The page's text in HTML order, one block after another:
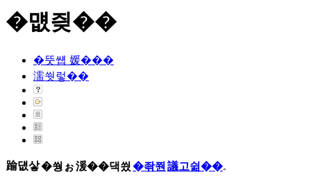
�먮즺��
�뚯썝 媛���
濡쒓렇��
踰덊샇�쒕ぉ湲��댁씠�좎쭨 議고쉶��